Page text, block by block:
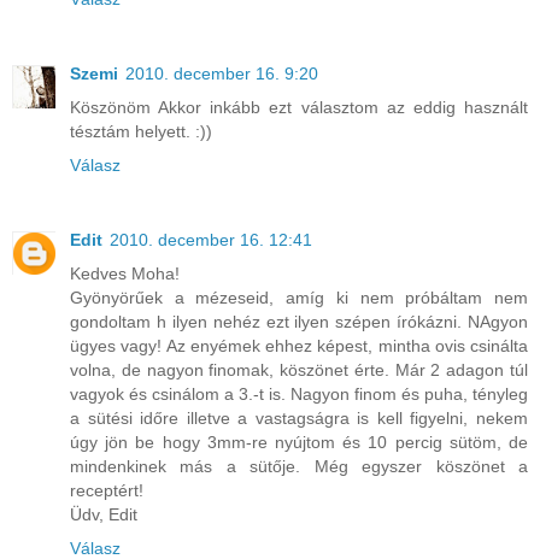
Szemi 2010. december 16. 9:20
Köszönöm Akkor inkább ezt választom az eddig használt
tésztám helyett. :))
Válasz
Edit 2010. december 16. 12:41
Kedves Moha!
Gyönyörűek a mézeseid, amíg ki nem próbáltam nem
gondoltam h ilyen nehéz ezt ilyen szépen írókázni. NAgyon
ügyes vagy! Az enyémek ehhez képest, mintha ovis csinálta
volna, de nagyon finomak, köszönet érte. Már 2 adagon túl
vagyok és csinálom a 3.-t is. Nagyon finom és puha, tényleg
a sütési időre illetve a vastagságra is kell figyelni, nekem
úgy jön be hogy 3mm-re nyújtom és 10 percig sütöm, de
mindenkinek más a sütője. Még egyszer köszönet a
receptért!
Üdv, Edit
Válasz